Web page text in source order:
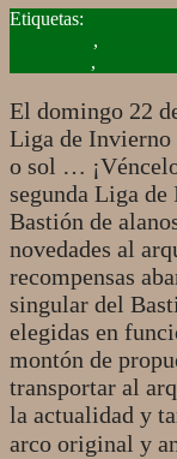
2015-
,
,
El domingo 22
Liga de Invierno
o sol …
segunda Liga
Bastión de
novedades al
recompensas
singular del
elegidas en
montón de
transportar al
la actualidad y
arco original y